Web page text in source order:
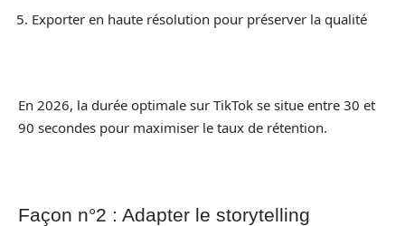
Exporter en haute résolution pour préserver la qualité
En 2026, la durée optimale sur TikTok se situe entre 30 et
90 secondes pour maximiser le taux de rétention.
Façon n°2 : Adapter le storytelling